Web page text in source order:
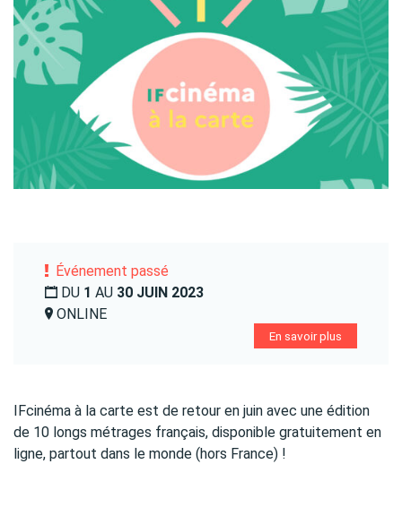
Événement passé
DU 1 AU 30 JUIN 2023
ONLINE
En savoir plus
IFcinéma à la carte est de retour en juin avec une édition
de 10 longs métrages français, disponible gratuitement en
ligne, partout dans le monde (hors France) !